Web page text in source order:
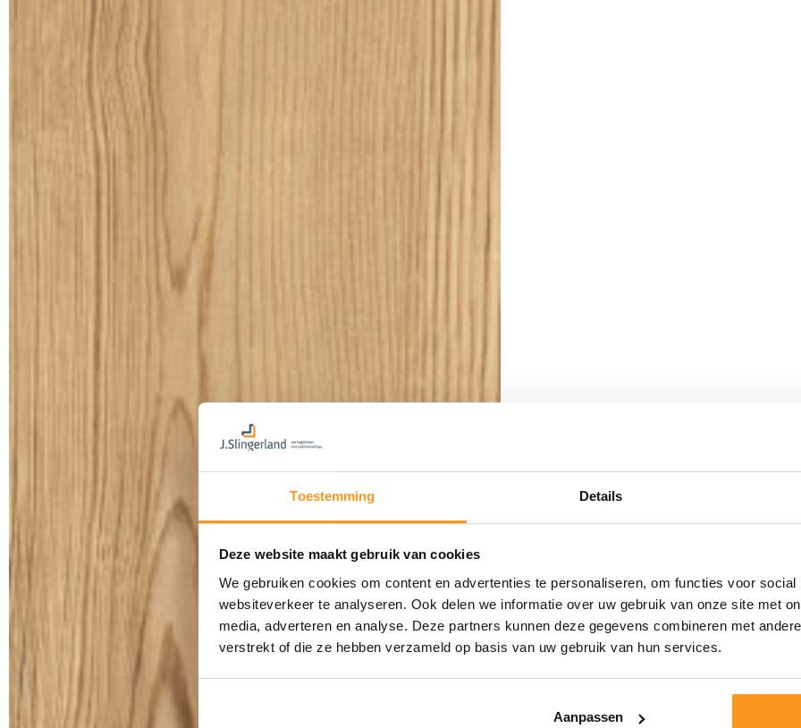
Toestemming Details
Deze website maakt gebruik van cookies
We gebruiken cookies om content en advertenties te personaliseren, om functies voor social
websiteverkeer te analyseren. Ook delen we informatie over uw gebruik van onze site met
media, adverteren en analyse. Deze partners kunnen deze gegevens combineren met
verstrekt of die ze hebben verzameld op basis van uw gebruik van hun services.
Aanpassen